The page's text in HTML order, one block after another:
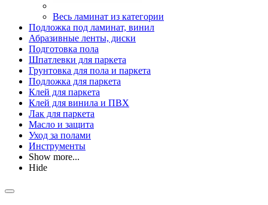
Весь ламинат из категории
Подложка под ламинат, винил
Абразивные ленты, диски
Подготовка пола
Шпатлевки для паркета
Грунтовка для пола и паркета
Подложка для паркета
Клей для паркета
Клей для винила и ПВХ
Лак для паркета
Масло и защита
Уход за полами
Инструменты
Show more...
Hide